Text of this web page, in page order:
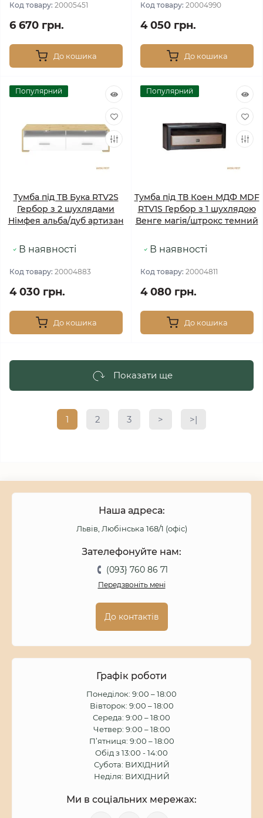
Код товару: 20005451
6 670 грн.
До кошика
Код товару: 20004990
4 050 грн.
До кошика
Популярний
Тумба під ТВ Бука RTV2S
Гербор з 2 шухлядами
Німфея альба/дуб артизан
В наявності
Код товару: 20004883
4 030 грн.
До кошика
Популярний
Тумба під ТВ Коен МДФ MDF
RTV1S Гербор з 1 шухлядою
Венге магія/штрокс темний
В наявності
Код товару: 20004811
4 080 грн.
До кошика
Показати ще
1 2 3 > >|
Наша адреса:
Львів, Любінська 168/1 (офіс)
Зателефонуйте нам:
(093} 760 86 71
Передзвоніть мені
До контактів
Графік роботи
Понеділок: 9:00 – 18:00
Вівторок: 9:00 – 18:00
Середа: 9:00 – 18:00
Четвер: 9:00 – 18:00
П’ятниця: 9:00 – 18:00
Обід з 13:00 - 14:00
Субота: ВИХІДНИЙ
Неділя: ВИХІДНИЙ
Ми в соціальних мережах: